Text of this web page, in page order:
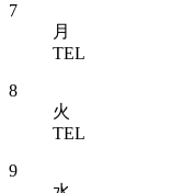
7
月
TEL
8
火
TEL
9